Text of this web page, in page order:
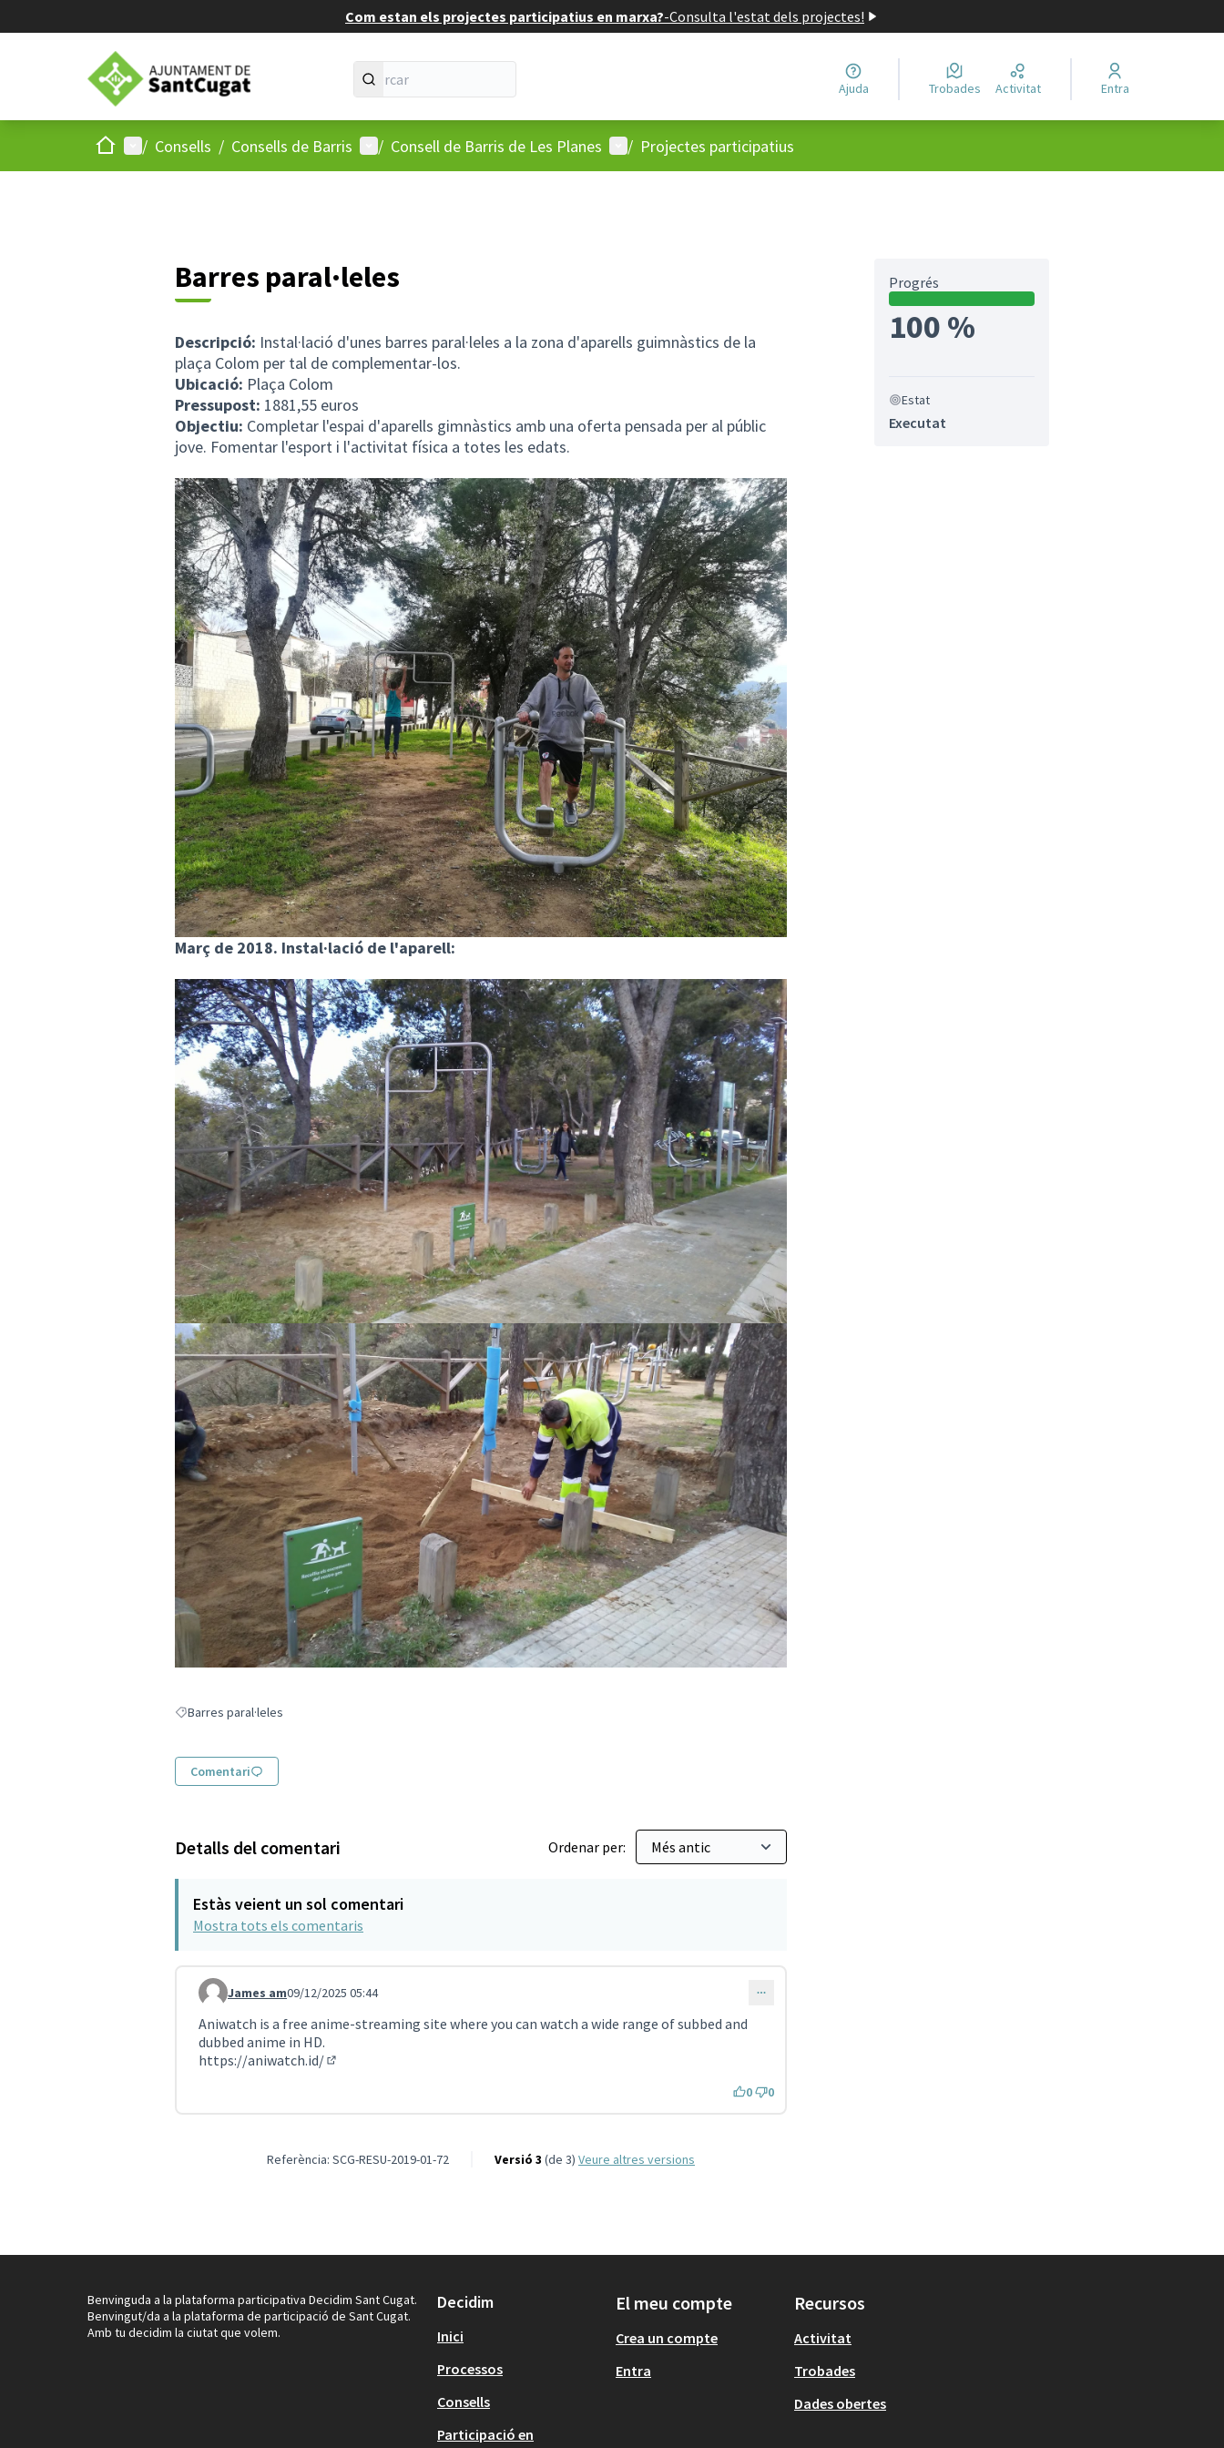
Com estan els projectes participatius en marxa?-Consulta l'estat dels projectes!
Ajuda Trobades Activitat Entra
Inici Menú principal
/ Consells / Consells de Barris Menú d'usuari
/ Consell de Barris de Les Planes Menú d'usuari
/ Projectes participatius
Barres paral·leles
Descripció: Instal·lació d'unes barres paral·leles a la zona d'aparells guimnàstics de la
plaça Colom per tal de complementar-los.
Ubicació: Plaça Colom
Pressupost: 1881,55 euros
Objectiu: Completar l'espai d'aparells gimnàstics amb una oferta pensada per al públic
jove. Fomentar l'esport i l'activitat física a totes les edats.
Març de 2018. Instal·lació de l'aparell:
Resultats en filtrar per: Barres paral·leles
Barres paral·leles
Comentari
Progrés
100 %
Estat
Executat
Detalls del comentari Ordenar per:
Estàs veient un sol comentari
Mostra tots els comentaris
Comentari 4598
James am09/12/2025 05:44
Aniwatch is a free anime-streaming site where you can watch a wide range of subbed and
dubbed anime in HD.
https://aniwatch.id/
0 0
Referència: SCG-RESU-2019-01-72 Versió 3 (de 3) veure altres versions
Benvinguda a la plataforma participativa Decidim Sant Cugat.
Benvingut/da a la plataforma de participació de Sant Cugat.
Amb tu decidim la ciutat que volem.
Decidim
Inici
Processos
Consells
Participació en
El meu compte
Crea un compte
Entra
Recursos
Activitat
Trobades
Dades obertes